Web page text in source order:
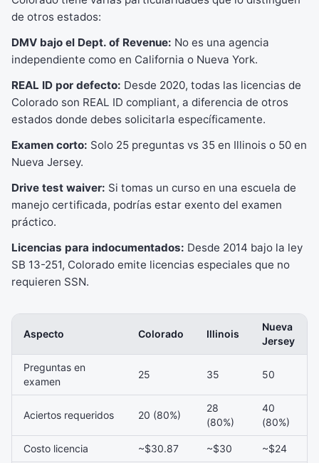
de otros estados:
DMV bajo el Dept. of Revenue: No es una agencia
independiente como en California o Nueva York.
REAL ID por defecto: Desde 2020, todas las licencias de
Colorado son REAL ID compliant, a diferencia de otros
estados donde debes solicitarla específicamente.
Examen corto: Solo 25 preguntas vs 35 en Illinois o 50 en
Nueva Jersey.
Drive test waiver: Si tomas un curso en una escuela de
manejo certificada, podrías estar exento del examen
práctico.
Licencias para indocumentados: Desde 2014 bajo la ley
SB 13-251, Colorado emite licencias especiales que no
requieren SSN.
Aspecto Colorado Illinois
Nueva
Jersey
Preguntas en
examen
25 35 50
Aciertos requeridos 20 (80%)
28
(80%)
40
(80%)
Costo licencia ~$30.87 ~$30 ~$24